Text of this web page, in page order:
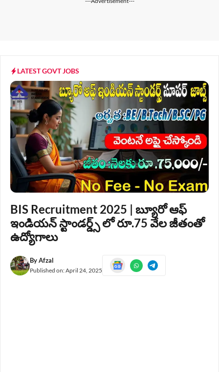
LATEST GOVT JOBS
BIS Recruitment 2025 | బ్యూరో ఆఫ్
ఇండియన్ స్టాండర్డ్స్ లో రూ.75 వేల జీతంతో
ఉద్యోగాలు
ByAfzal
Published on:April 24, 2025